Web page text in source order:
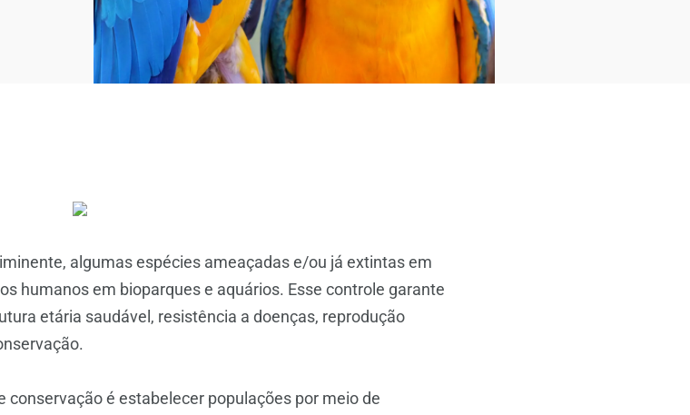
algumas espécies ameaçadas e/ou já extintas em
humanos em bioparques e aquários. Esse controle garante
etária saudável, resistência a doenças, reprodução
conservação é estabelecer populações por meio de